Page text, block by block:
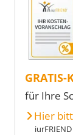
GRATIS-
für Ihre
Hier